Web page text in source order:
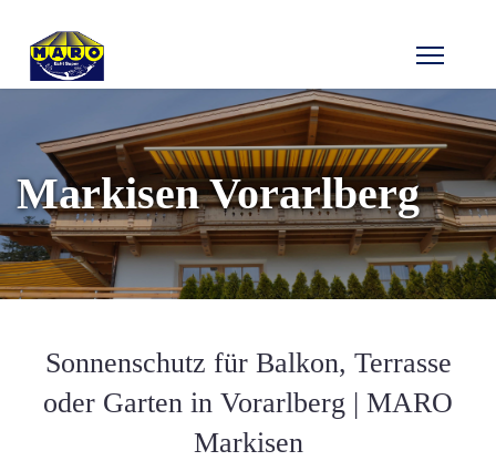
Markisen Vorarlberg
Sonnenschutz für Balkon, Terrasse
oder Garten in Vorarlberg | MARO
Markisen